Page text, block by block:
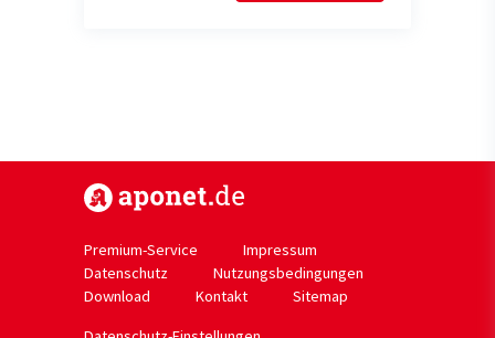
Premium-Service
Impressum
Datenschutz
Nutzungsbedingungen
Download
Kontakt
Sitemap